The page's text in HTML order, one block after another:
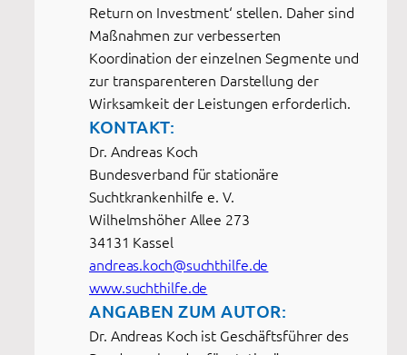
Return on Investment‘ stellen. Daher sind
Maßnahmen zur verbesserten
Koordination der einzelnen Segmente und
zur transparenteren Darstellung der
Wirksamkeit der Leistungen erforderlich.
KONTAKT:
Dr. Andreas Koch
Bundesverband für stationäre
Suchtkrankenhilfe e. V.
Wilhelmshöher Allee 273
34131 Kassel
andreas.koch@suchthilfe.de
www.suchthilfe.de
ANGABEN ZUM AUTOR:
Dr. Andreas Koch ist Geschäftsführer des